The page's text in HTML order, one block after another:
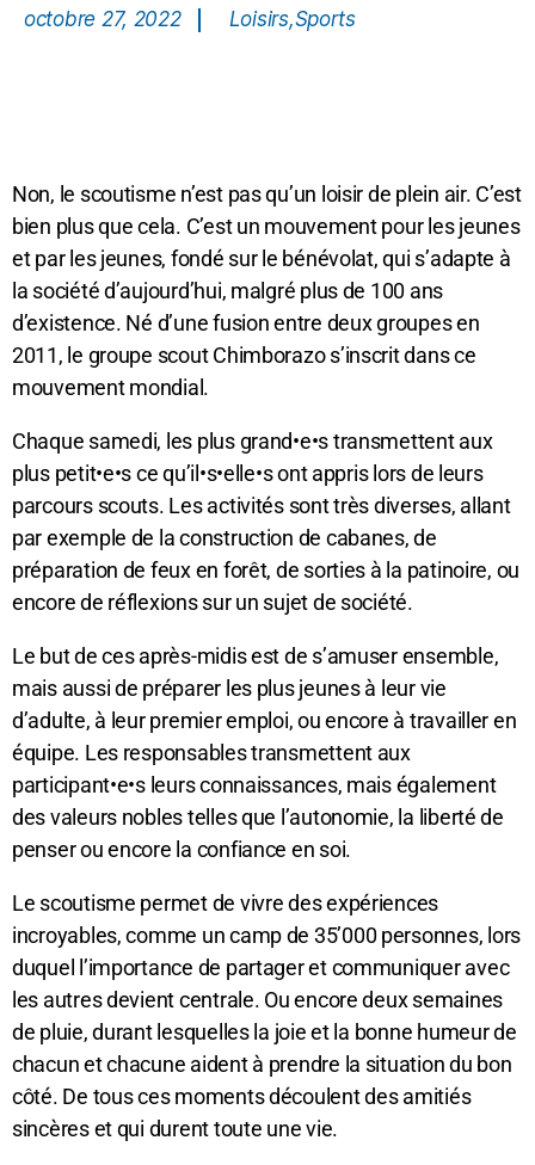
octobre 27, 2022 Loisirs,Sports
Non, le scoutisme n’est pas qu’un loisir de plein air. C’est
bien plus que cela. C’est un mouvement pour les jeunes
et par les jeunes, fondé sur le bénévolat, qui s’adapte à
la société d’aujourd’hui, malgré plus de 100 ans
d’existence. Né d’une fusion entre deux groupes en
2011, le groupe scout Chimborazo s’inscrit dans ce
mouvement mondial.
Chaque samedi, les plus grand•e•s transmettent aux
plus petit•e•s ce qu’il•s•elle•s ont appris lors de leurs
parcours scouts. Les activités sont très diverses, allant
par exemple de la construction de cabanes, de
préparation de feux en forêt, de sorties à la patinoire, ou
encore de réflexions sur un sujet de société.
Le but de ces après-midis est de s’amuser ensemble,
mais aussi de préparer les plus jeunes à leur vie
d’adulte, à leur premier emploi, ou encore à travailler en
équipe. Les responsables transmettent aux
participant•e•s leurs connaissances, mais également
des valeurs nobles telles que l’autonomie, la liberté de
penser ou encore la confiance en soi.
Le scoutisme permet de vivre des expériences
incroyables, comme un camp de 35’000 personnes, lors
duquel l’importance de partager et communiquer avec
les autres devient centrale. Ou encore deux semaines
de pluie, durant lesquelles la joie et la bonne humeur de
chacun et chacune aident à prendre la situation du bon
côté. De tous ces moments découlent des amitiés
sincères et qui durent toute une vie.